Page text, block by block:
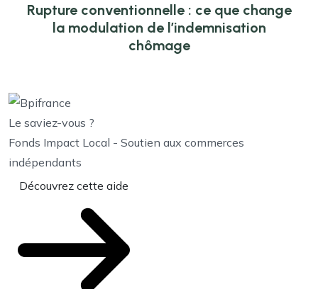
Rupture conventionnelle : ce que change
la modulation de l’indemnisation
chômage
Le saviez-vous ?
Fonds Impact Local - Soutien aux commerces
indépendants
Découvrez cette aide